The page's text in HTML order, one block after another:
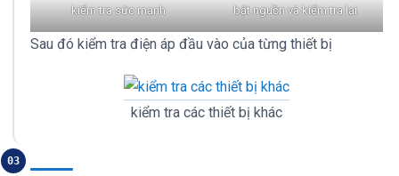
kiểm tra sức mạnh bật nguồn và kiểm tra lại
Sau đó kiểm tra điện áp đầu vào của từng thiết bị
kiểm tra các thiết bị khác
03